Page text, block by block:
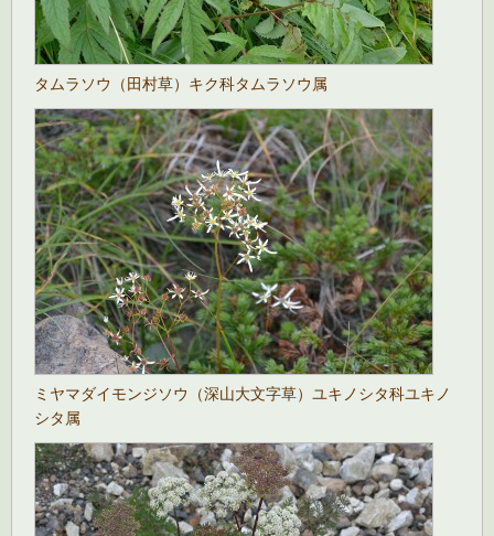
タムラソウ（田村草）キク科タムラソウ属
ミヤマダイモンジソウ（深山大文字草）ユキノシタ科ユキノ
シタ属